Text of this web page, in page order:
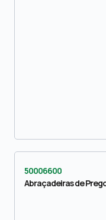
50006600
Abraçadeiras de